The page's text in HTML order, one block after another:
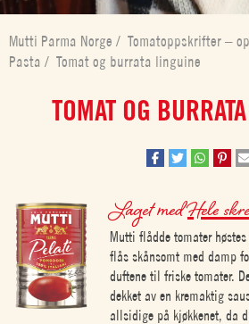
Mutti Parma Norge / Tomatoppskrifter –
Pasta / Tomat og burrata linguine
TOMAT OG
Laget medHele
Mutti flådde tomater
flås skånsomt med damp
duftene til friske tomater.
dekket av en kremaktig
allsidige på kjøkkenet, da